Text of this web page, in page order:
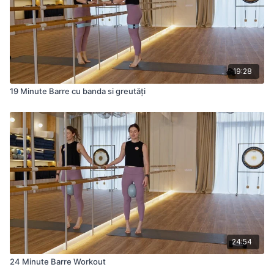
19:28
19 Minute Barre cu banda si greutăți
24:54
24 Minute Barre Workout